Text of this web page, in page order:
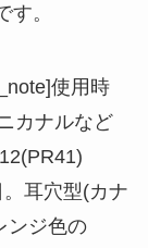
。
使用時
カナルなど
耳穴型(カナ
ンジ色の